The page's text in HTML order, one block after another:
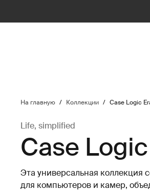
На главную / Коллекции / Case Logic
Life, simplified
Case
Эта универсальная коллекция
для компьютеров и камер,